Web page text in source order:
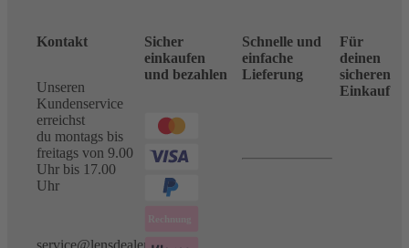
Kontakt
Unseren
Kundenservice
erreichst
du montags bis
freitags von 9.00
Uhr bis 17.00
Uhr
service@lensdealer.com
Sicher
einkaufen
und bezahlen
Schnelle und
einfache
Lieferung
Für
deinen
sicheren
Einkauf